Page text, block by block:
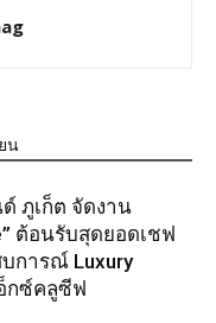
น
ภูเก็ต จัดงาน
ต้อนรับสุดยอดเชฟ
การณ์ Luxury
กซ์คลูซีฟ